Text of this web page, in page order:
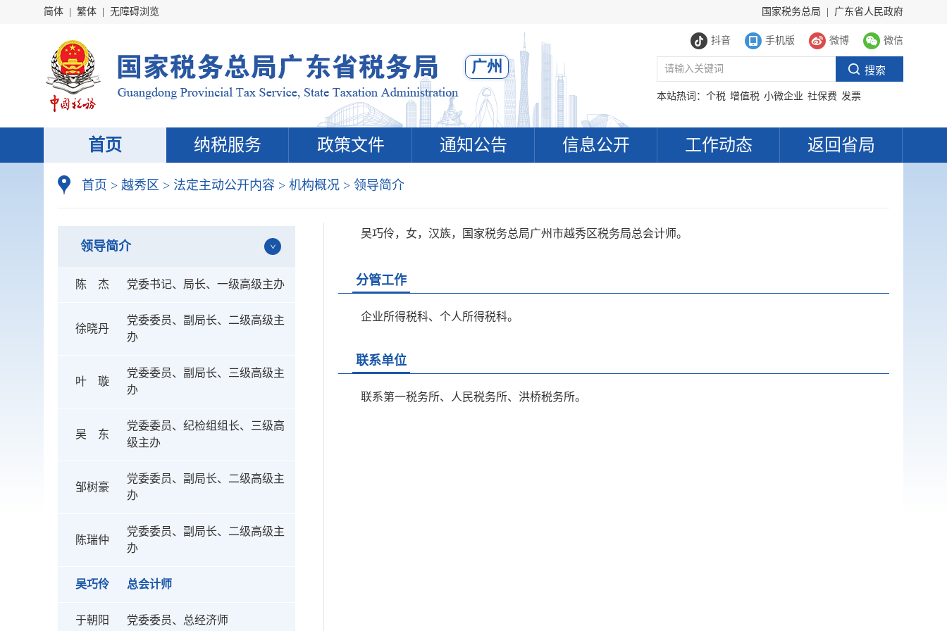
简体 繁体 无障碍浏览 国家税务总局 广东省人民政府
抖音 手机版 微博 微信
广州
本站热词： 个税 增值税 小微企业 社保费 发票
首页 纳税服务 政策文件 通知公告 信息公开 工作动态 返回省局
首页 > 越秀区 > 法定主动公开内容 > 机构概况 > 领导简介
领导简介
陈 杰 党委书记、局长、一级高级主办
徐晓丹
党委委员、副局长、二级高级主
办
叶 璇
党委委员、副局长、三级高级主
办
吴 东
党委委员、纪检组组长、三级高
级主办
邹树豪
党委委员、副局长、二级高级主
办
陈瑞仲
党委委员、副局长、二级高级主
办
吴巧伶 总会计师
于朝阳 党委委员、总经济师
吴巧伶，女，汉族，国家税务总局广州市越秀区税务局总会计师。
分管工作
企业所得税科、个人所得税科。
联系单位
联系第一税务所、人民税务所、洪桥税务所。